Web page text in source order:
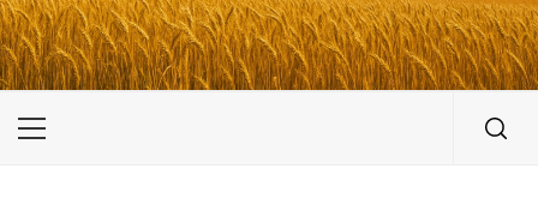
UKRAINE-IS
ПУТЕШЕСТВИЕ ПО УКРАИНЕ
Primary